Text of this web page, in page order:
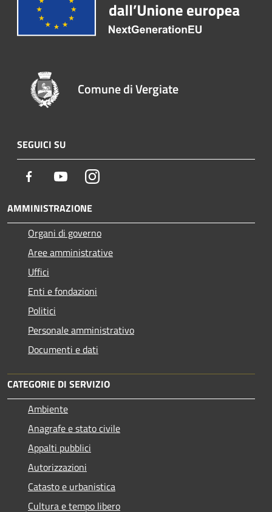
Comune di Vergiate
SEGUICI SU
Facebook YoutubeInstagram
AMMINISTRAZIONE
Organi di governo
Aree amministrative
Uffici
Enti e fondazioni
Politici
Personale amministrativo
Documenti e dati
CATEGORIE DI SERVIZIO
Ambiente
Anagrafe e stato civile
Appalti pubblici
Autorizzazioni
Catasto e urbanistica
Cultura e tempo libero